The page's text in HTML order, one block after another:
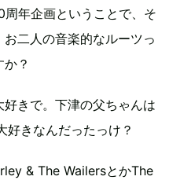
年企画ということで、そ
二人の音楽的なルーツっ
？
好きで。下津の父ちゃんは
きなんだったっけ？
& The WailersとかThe